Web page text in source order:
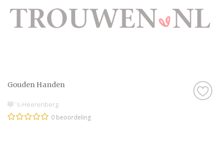
Gouden Handen
's-Heerenberg
0 beoordeling